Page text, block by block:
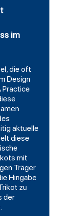
im
die oft
Design
Practice
aktuelle
diese
mit
Träger
Hingabe
zu
der